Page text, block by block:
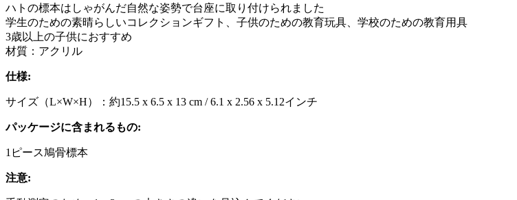
ハトの標本はしゃがんだ自然な姿勢で台座に取り付けられました
学生のための素晴らしいコレクションギフト、子供のための教育玩具、学校のための教育用具
3歳以上の子供におすすめ
材質：アクリル
仕様:
サイズ（L×W×H）：約15.5 x 6.5 x 13 cm / 6.1 x 2.56 x 5.12インチ
パッケージに含まれるもの:
1ピース鳩骨標本
注意: